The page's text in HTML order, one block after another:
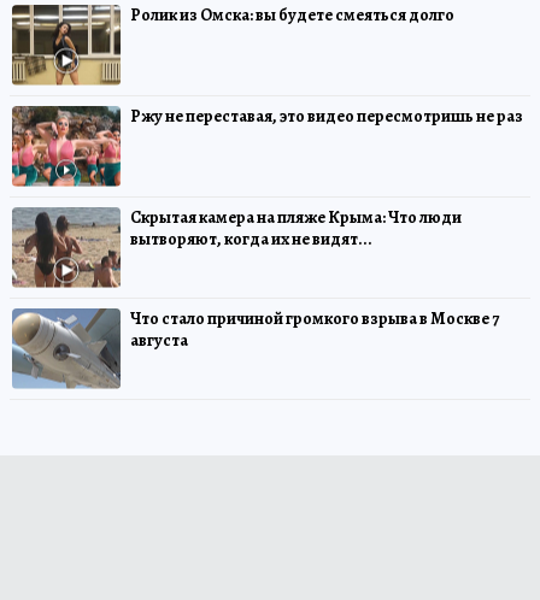
Ролик из Омска: вы будете смеяться долго
Ржу не переставая, это видео пересмотришь не раз
Скрытая камера на пляже Крыма: Что люди
вытворяют, когда их не видят...
Что стало причиной громкого взрыва в Москве 7
августа